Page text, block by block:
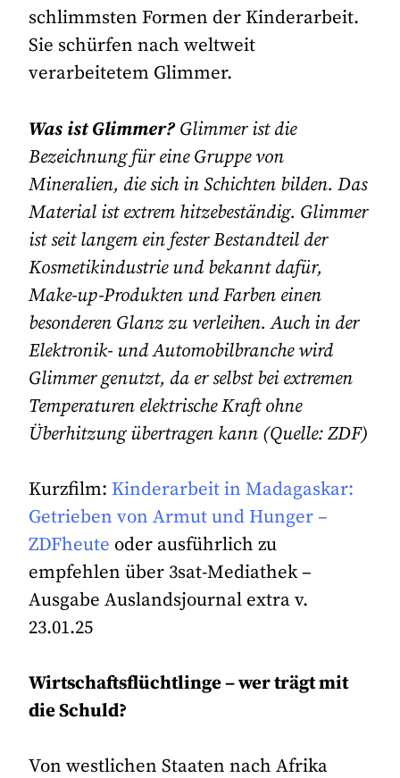
schlimmsten Formen der Kinderarbeit.
Sie schürfen nach weltweit
verarbeitetem Glimmer.
Was ist Glimmer?Glimmer ist die
Bezeichnung für eine Gruppe von
Mineralien, die sich in Schichten bilden. Das
Material ist extrem hitzebeständig. Glimmer
ist seit langem ein fester Bestandteil der
Kosmetikindustrie und bekannt dafür,
Make-up-Produkten und Farben einen
besonderen Glanz zu verleihen. Auch in der
Elektronik- und Automobilbranche wird
Glimmer genutzt, da er selbst bei extremen
Temperaturen elektrische Kraft ohne
Überhitzung übertragen kann (Quelle: ZDF)
Kurzfilm: Kinderarbeit in Madagaskar:
Getrieben von Armut und Hunger –
ZDFheute oder ausführlich zu
empfehlen über 3sat-Mediathek –
Ausgabe Auslandsjournal extra v.
23.01.25
Wirtschaftsflüchtlinge – wer trägt mit
die Schuld?
Von westlichen Staaten nach Afrika